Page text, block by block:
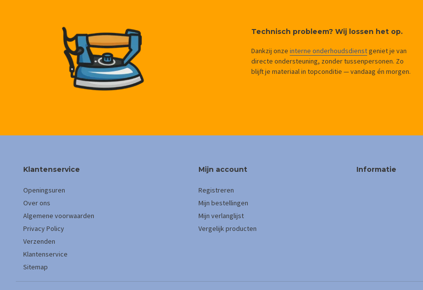
Technisch probleem? Wij lossen het op.
Dankzij onze interne onderhoudsdienstgeniet je van
directe ondersteuning, zonder tussenpersonen. Zo
blijft je materiaal in topconditie — vandaag én morgen.
Klantenservice
Openingsuren
Over ons
Algemene voorwaarden
Privacy Policy
Verzenden
Klantenservice
Sitemap
Mijn account
Registreren
Mijn bestellingen
Mijn verlanglijst
Vergelijk producten
Informatie